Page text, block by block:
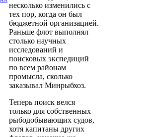
несколько изменились с
тех пор, когда он был
бюджетной организацией.
Раньше флот выполнял
столько научных
исследований и
поисковых экспедиций
по всем районам
промысла, сколько
заказывал Минрыбхоз.
Теперь поиск велся
только для собственных
рыбодобывающих судов,
хотя капитаны других